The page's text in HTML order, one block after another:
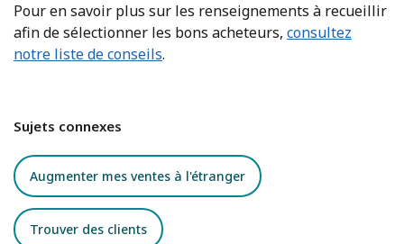
Pour en savoir plus sur les renseignements à recueillir
afin de sélectionner les bons acheteurs, consultez
notre liste de conseils.
Sujets connexes
Augmenter mes ventes à l'étranger
Trouver des clients